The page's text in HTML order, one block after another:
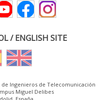
/ ENGLISH SITE
de Ingenieros de Telecomunicación
Miguel Delibes